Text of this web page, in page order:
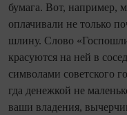
бумага. Вот, например,
оплачивали не только
шлину. Слово
красуются на ней в
символами советского
гда денежкой не
ваши владения,